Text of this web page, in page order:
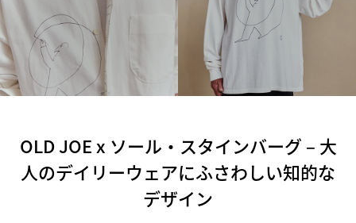
OLD JOE x ソール・スタインバーグ – 大
人のデイリーウェアにふさわしい知的な
デザイン